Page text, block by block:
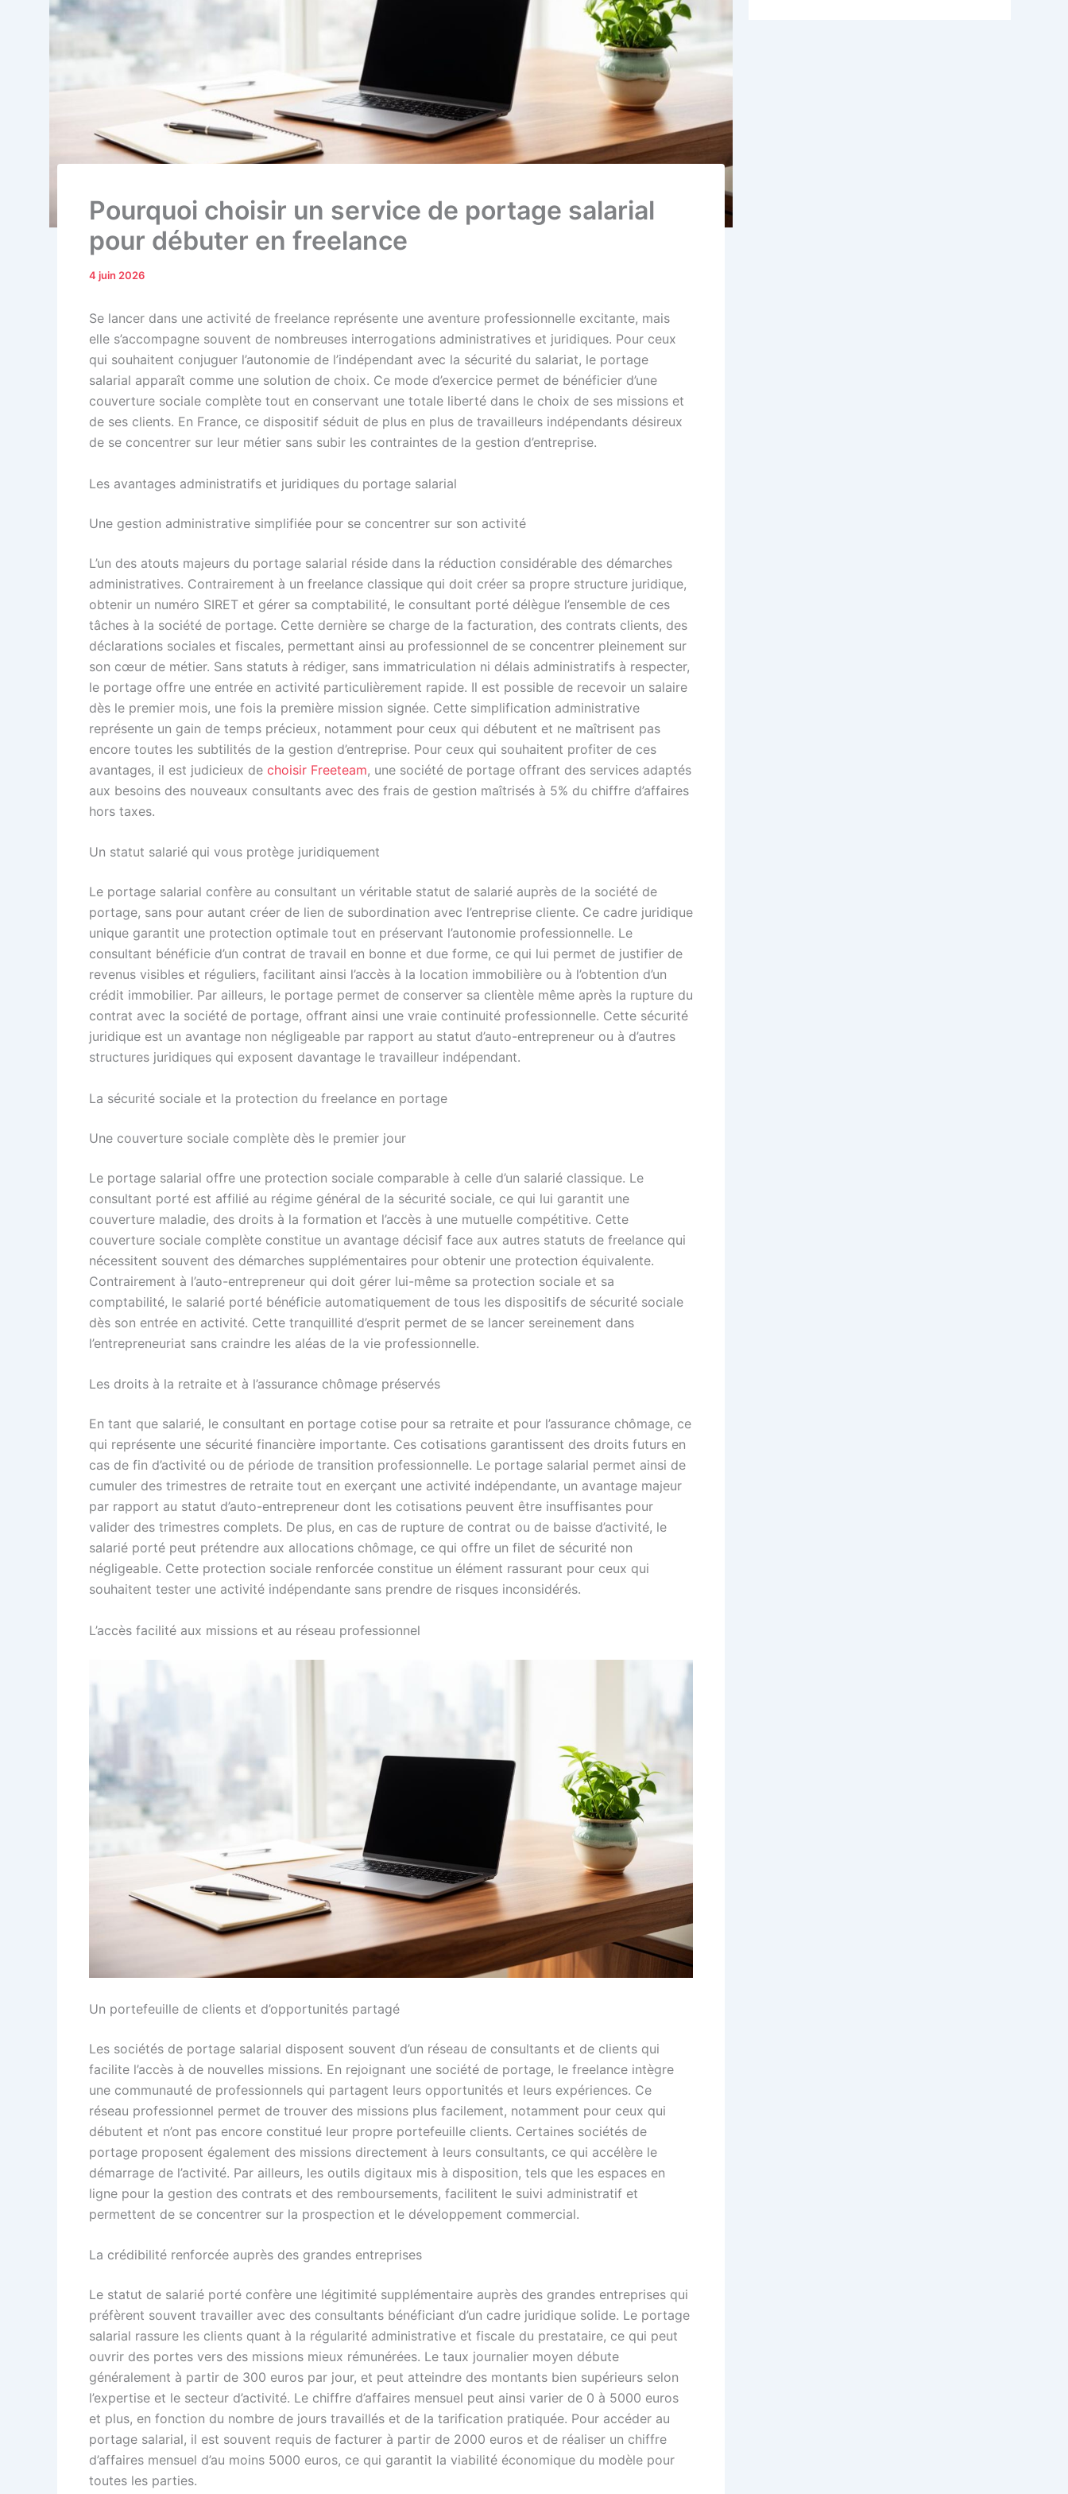
Pourquoi choisir un service de portage salarial
pour débuter en freelance
4 juin 2026
Se lancer dans une activité de freelance représente une aventure professionnelle excitante, mais
elle s’accompagne souvent de nombreuses interrogations administratives et juridiques. Pour ceux
qui souhaitent conjuguer l’autonomie de l’indépendant avec la sécurité du salariat, le portage
salarial apparaît comme une solution de choix. Ce mode d’exercice permet de bénéficier d’une
couverture sociale complète tout en conservant une totale liberté dans le choix de ses missions et
de ses clients. En France, ce dispositif séduit de plus en plus de travailleurs indépendants désireux
de se concentrer sur leur métier sans subir les contraintes de la gestion d’entreprise.
Les avantages administratifs et juridiques du portage salarial
Une gestion administrative simplifiée pour se concentrer sur son activité
L’un des atouts majeurs du portage salarial réside dans la réduction considérable des démarches
administratives. Contrairement à un freelance classique qui doit créer sa propre structure juridique,
obtenir un numéro SIRET et gérer sa comptabilité, le consultant porté délègue l’ensemble de ces
tâches à la société de portage. Cette dernière se charge de la facturation, des contrats clients, des
déclarations sociales et fiscales, permettant ainsi au professionnel de se concentrer pleinement sur
son cœur de métier. Sans statuts à rédiger, sans immatriculation ni délais administratifs à respecter,
le portage offre une entrée en activité particulièrement rapide. Il est possible de recevoir un salaire
dès le premier mois, une fois la première mission signée. Cette simplification administrative
représente un gain de temps précieux, notamment pour ceux qui débutent et ne maîtrisent pas
encore toutes les subtilités de la gestion d’entreprise. Pour ceux qui souhaitent profiter de ces
avantages, il est judicieux de choisir Freeteam, une société de portage offrant des services adaptés
aux besoins des nouveaux consultants avec des frais de gestion maîtrisés à 5% du chiffre d’affaires
hors taxes.
Un statut salarié qui vous protège juridiquement
Le portage salarial confère au consultant un véritable statut de salarié auprès de la société de
portage, sans pour autant créer de lien de subordination avec l’entreprise cliente. Ce cadre juridique
unique garantit une protection optimale tout en préservant l’autonomie professionnelle. Le
consultant bénéficie d’un contrat de travail en bonne et due forme, ce qui lui permet de justifier de
revenus visibles et réguliers, facilitant ainsi l’accès à la location immobilière ou à l’obtention d’un
crédit immobilier. Par ailleurs, le portage permet de conserver sa clientèle même après la rupture du
contrat avec la société de portage, offrant ainsi une vraie continuité professionnelle. Cette sécurité
juridique est un avantage non négligeable par rapport au statut d’auto-entrepreneur ou à d’autres
structures juridiques qui exposent davantage le travailleur indépendant.
La sécurité sociale et la protection du freelance en portage
Une couverture sociale complète dès le premier jour
Le portage salarial offre une protection sociale comparable à celle d’un salarié classique. Le
consultant porté est affilié au régime général de la sécurité sociale, ce qui lui garantit une
couverture maladie, des droits à la formation et l’accès à une mutuelle compétitive. Cette
couverture sociale complète constitue un avantage décisif face aux autres statuts de freelance qui
nécessitent souvent des démarches supplémentaires pour obtenir une protection équivalente.
Contrairement à l’auto-entrepreneur qui doit gérer lui-même sa protection sociale et sa
comptabilité, le salarié porté bénéficie automatiquement de tous les dispositifs de sécurité sociale
dès son entrée en activité. Cette tranquillité d’esprit permet de se lancer sereinement dans
l’entrepreneuriat sans craindre les aléas de la vie professionnelle.
Les droits à la retraite et à l’assurance chômage préservés
En tant que salarié, le consultant en portage cotise pour sa retraite et pour l’assurance chômage, ce
qui représente une sécurité financière importante. Ces cotisations garantissent des droits futurs en
cas de fin d’activité ou de période de transition professionnelle. Le portage salarial permet ainsi de
cumuler des trimestres de retraite tout en exerçant une activité indépendante, un avantage majeur
par rapport au statut d’auto-entrepreneur dont les cotisations peuvent être insuffisantes pour
valider des trimestres complets. De plus, en cas de rupture de contrat ou de baisse d’activité, le
salarié porté peut prétendre aux allocations chômage, ce qui offre un filet de sécurité non
négligeable. Cette protection sociale renforcée constitue un élément rassurant pour ceux qui
souhaitent tester une activité indépendante sans prendre de risques inconsidérés.
L’accès facilité aux missions et au réseau professionnel
Un portefeuille de clients et d’opportunités partagé
Les sociétés de portage salarial disposent souvent d’un réseau de consultants et de clients qui
facilite l’accès à de nouvelles missions. En rejoignant une société de portage, le freelance intègre
une communauté de professionnels qui partagent leurs opportunités et leurs expériences. Ce
réseau professionnel permet de trouver des missions plus facilement, notamment pour ceux qui
débutent et n’ont pas encore constitué leur propre portefeuille clients. Certaines sociétés de
portage proposent également des missions directement à leurs consultants, ce qui accélère le
démarrage de l’activité. Par ailleurs, les outils digitaux mis à disposition, tels que les espaces en
ligne pour la gestion des contrats et des remboursements, facilitent le suivi administratif et
permettent de se concentrer sur la prospection et le développement commercial.
La crédibilité renforcée auprès des grandes entreprises
Le statut de salarié porté confère une légitimité supplémentaire auprès des grandes entreprises qui
préfèrent souvent travailler avec des consultants bénéficiant d’un cadre juridique solide. Le portage
salarial rassure les clients quant à la régularité administrative et fiscale du prestataire, ce qui peut
ouvrir des portes vers des missions mieux rémunérées. Le taux journalier moyen débute
généralement à partir de 300 euros par jour, et peut atteindre des montants bien supérieurs selon
l’expertise et le secteur d’activité. Le chiffre d’affaires mensuel peut ainsi varier de 0 à 5000 euros
et plus, en fonction du nombre de jours travaillés et de la tarification pratiquée. Pour accéder au
portage salarial, il est souvent requis de facturer à partir de 2000 euros et de réaliser un chiffre
d’affaires mensuel d’au moins 5000 euros, ce qui garantit la viabilité économique du modèle pour
toutes les parties.